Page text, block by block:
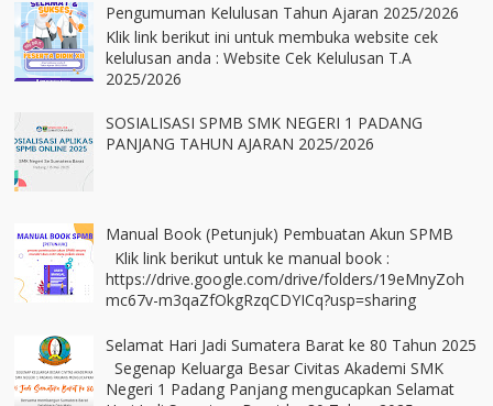
Pengumuman Kelulusan Tahun Ajaran 2025/2026
Klik link berikut ini untuk membuka website cek
kelulusan anda : Website Cek Kelulusan T.A
2025/2026
SOSIALISASI SPMB SMK NEGERI 1 PADANG
PANJANG TAHUN AJARAN 2025/2026
Manual Book (Petunjuk) Pembuatan Akun SPMB
Klik link berikut untuk ke manual book :
https://drive.google.com/drive/folders/19eMnyZoh
mc67v-m3qaZfOkgRzqCDYICq?usp=sharing
Selamat Hari Jadi Sumatera Barat ke 80 Tahun 2025
Segenap Keluarga Besar Civitas Akademi SMK
Negeri 1 Padang Panjang mengucapkan Selamat